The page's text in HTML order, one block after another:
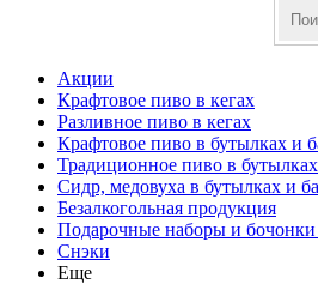
Акции
Крафтовое пиво в кегах
Разливное пиво в кегах
Крафтовое пиво в бутылках и
Традиционное пиво в
Сидр, медовуха в бутылках и
Безалкогольная продукция
Подарочные наборы и бочонки
Снэки
Еще